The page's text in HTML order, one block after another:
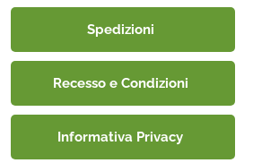
Spedizioni
Recesso e Condizioni
Informativa Privacy